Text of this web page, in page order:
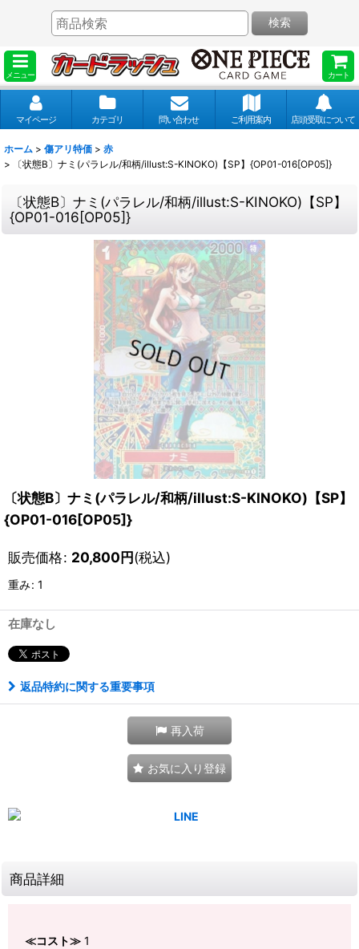
メニュー カート
検索
マイページ カテゴリ 問い合わせ ご利用案内 店頭受取について
ホーム > 傷アリ特価 > 赤
>
〔状態B〕ナミ(パラレル/和柄/illust:S-KINOKO)【SP】{OP01-016[OP05]}
〔状態B〕ナミ(パラレル/和柄/illust:S-KINOKO)【SP】
{OP01-016[OP05]}
〔状態B〕ナミ(パラレル/和柄/illust:S-KINOKO)【SP】
{OP01-016[OP05]}
販売価格: 20,800円(税込)
重み: 1
在庫なし
返品特約に関する重要事項
再入荷
お気に入り登録
商品詳細
≪コスト≫ 1